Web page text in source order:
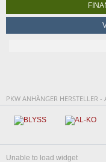
PKW ANHÄNGER HERSTELLER
Unable to load widget